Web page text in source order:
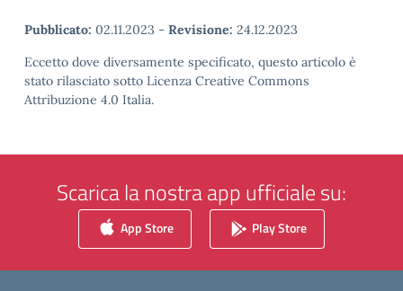
Pubblicato: 02.11.2023 - Revisione: 24.12.2023
Eccetto dove diversamente specificato, questo articolo è
stato rilasciato sotto Licenza Creative Commons
Attribuzione 4.0 Italia.
Scarica la nostra app ufficiale su:
App Store Play Store